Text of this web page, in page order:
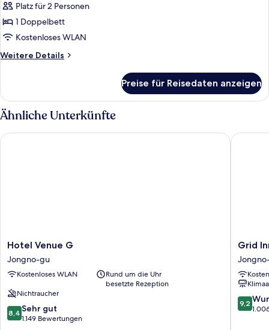
Platz für 2 Personen
1 Doppelbett
Kostenloses WLAN
Weitere Details
Weitere
Standard
Double
Room
Preise für Reisedaten anzeigen
Ähnliche Unterkünfte
Hotel
Venue
G
Jongno-
gu
Hotel Venue G
Jongno-gu
Kostenloses WLAN
Rund um die Uhr
besetzte Rezeption
Nichtraucher
8.4
von
8,4 Sehr gut
1.149 Bewertungen
Hotel Venue G
Grid
Inn
Jongno-
gu
Grid
9.2
von
9,2
Grid Inn